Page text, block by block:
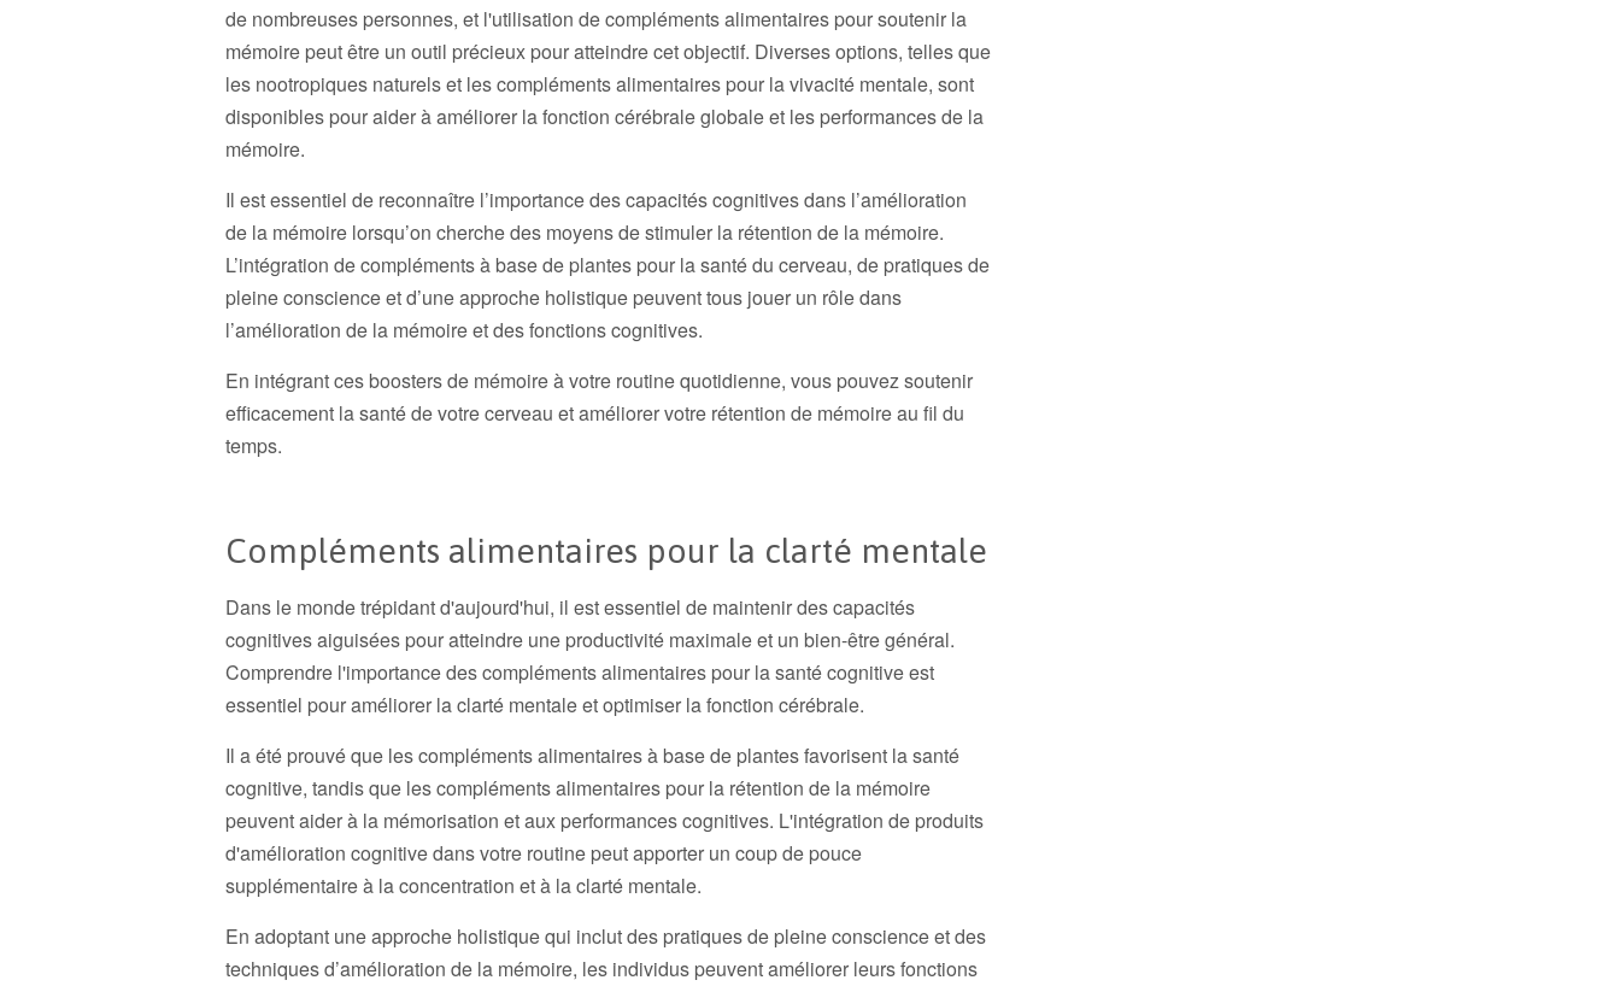
de nombreuses personnes, et l'utilisation de compléments alimentaires pour soutenir la
mémoire peut être un outil précieux pour atteindre cet objectif. Diverses options, telles que
les nootropiques naturels et les compléments alimentaires pour la vivacité mentale, sont
disponibles pour aider à améliorer la fonction cérébrale globale et les performances de la
mémoire.
Il est essentiel de reconnaître l’importance des capacités cognitives dans l’amélioration
de la mémoire lorsqu’on cherche des moyens de stimuler la rétention de la mémoire.
L’intégration de compléments à base de plantes pour la santé du cerveau, de pratiques de
pleine conscience et d’une approche holistique peuvent tous jouer un rôle dans
l’amélioration de la mémoire et des fonctions cognitives.
En intégrant ces boosters de mémoire à votre routine quotidienne, vous pouvez soutenir
efficacement la santé de votre cerveau et améliorer votre rétention de mémoire au fil du
temps.
Compléments alimentaires pour la clarté mentale
Dans le monde trépidant d'aujourd'hui, il est essentiel de maintenir des capacités
cognitives aiguisées pour atteindre une productivité maximale et un bien-être général.
Comprendre l'importance des compléments alimentaires pour la santé cognitive est
essentiel pour améliorer la clarté mentale et optimiser la fonction cérébrale.
Il a été prouvé que les compléments alimentaires à base de plantes favorisent la santé
cognitive, tandis que les compléments alimentaires pour la rétention de la mémoire
peuvent aider à la mémorisation et aux performances cognitives. L'intégration de produits
d'amélioration cognitive dans votre routine peut apporter un coup de pouce
supplémentaire à la concentration et à la clarté mentale.
En adoptant une approche holistique qui inclut des pratiques de pleine conscience et des
techniques d’amélioration de la mémoire, les individus peuvent améliorer leurs fonctions